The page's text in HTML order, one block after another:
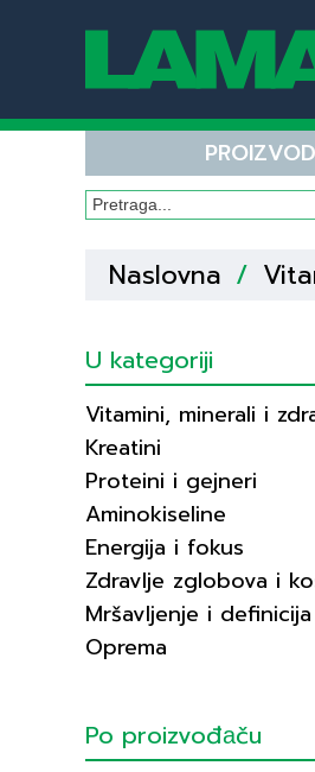
Naslovna /
U kategoriji
Vitamini, minerali i
Kreatini
Proteini i gejneri
Aminokiseline
Energija i fokus
Zdravlje zglobova i
Mršavljenje i definicija
Oprema
Po proizvođаču